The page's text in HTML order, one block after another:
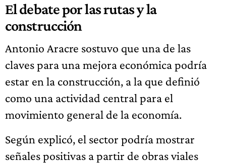
El debate por las rutas y la
construcción
Antonio Aracre sostuvo que una de las
claves para una mejora económica podría
estar en la construcción, a la que definió
como una actividad central para el
movimiento general de la economía.
Según explicó, el sector podría mostrar
señales positivas a partir de obras viales